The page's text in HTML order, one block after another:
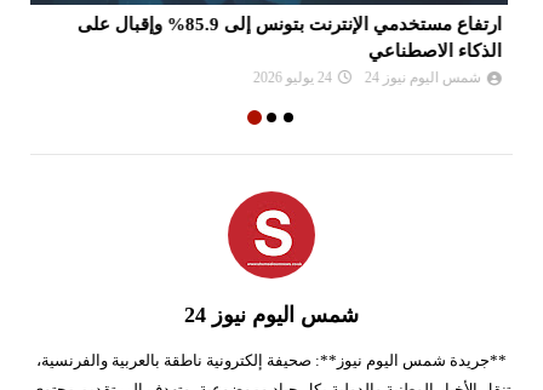
ارتفاع مستخدمي الإنترنت بتونس إلى 85.9% وإقبال على
الذكاء الاصطناعي
شمس اليوم نيوز 24 24 يوليو 2026
شمس اليوم نيوز 24
**جريدة شمس اليوم نيوز**: صحيفة إلكترونية ناطقة بالعربية والفرنسية،